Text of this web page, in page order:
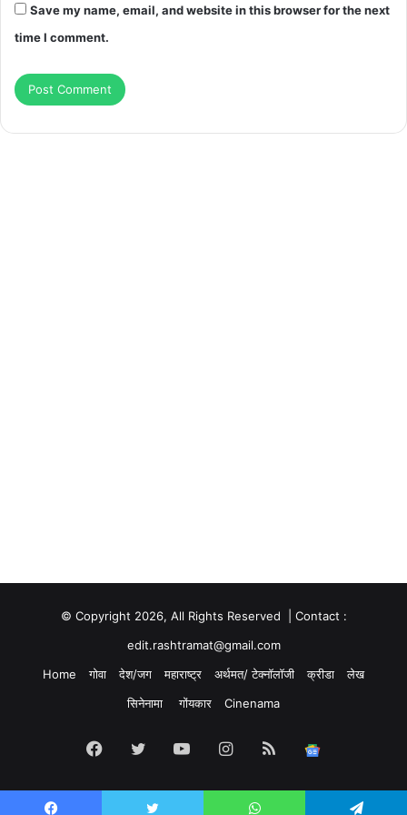
Save my name, email, and website in this browser for the next
time I comment.
© Copyright 2026, All Rights Reserved | Contact :
edit.rashtramat@gmail.com
Home
गोवा देश/जग महाराष्ट्र अर्थमत/ टेक्नॉलॉजी क्रीडा
लेख
सिनेनामा
गोंयकार Cinenama
Facebook
TwitterYouTubeInstagram
RSS
News